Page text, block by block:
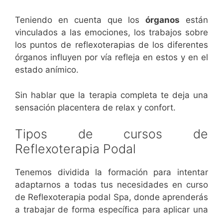
Teniendo en cuenta que losórganos están
vinculados a las emociones, los trabajos sobre
los puntos de reflexoterapias de los diferentes
órganos influyen por vía refleja en estos y en el
estado anímico.
Sin hablar que la terapia completa te deja una
sensación placentera de relax y confort.
Tipos de cursos de
Reflexoterapia Podal
Tenemos dividida la formación para intentar
adaptarnos a todas tus necesidades en curso
de Reflexoterapia podal Spa, donde aprenderás
a trabajar de forma específica para aplicar una